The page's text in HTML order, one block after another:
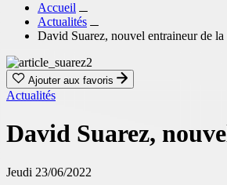
Accueil
Actualités
David Suarez, nouvel entraineur de
Ajouter aux favoris
Actualités
David Suarez,
Jeudi 23/06/2022